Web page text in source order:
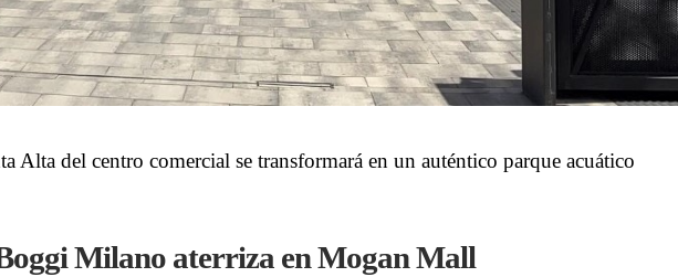
Alta del centro comercial se transformará en un auténtico parque acuático
Milano aterriza en Mogan Mall